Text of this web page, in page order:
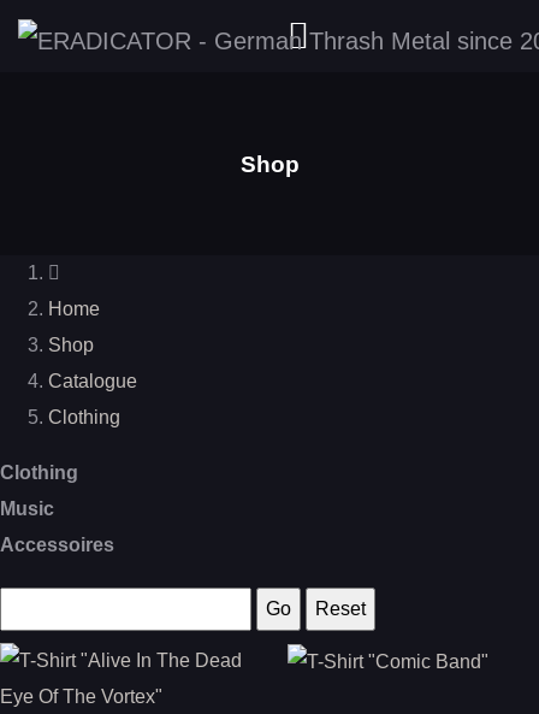
Shop
Home
Shop
Catalogue
Clothing
Clothing
Music
Accessoires